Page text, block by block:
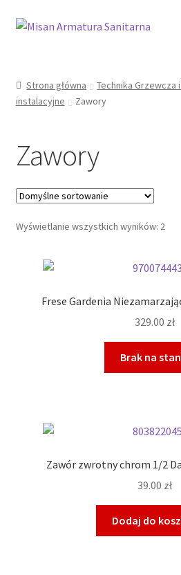
Przejdź
Przejdź
Moje konto
Informacje prawne
Strona główna Technika Grzewcza
instalacyjne
Zawory
Zawory
Wyświetlanie wszystkich wyników: 2
Frese Gardenia
329.00 zł
Brak na
Zawór zwrotny chrom 1/2
39.00 zł
Dodaj do